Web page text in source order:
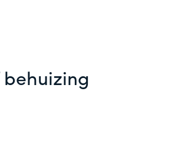
behuizing